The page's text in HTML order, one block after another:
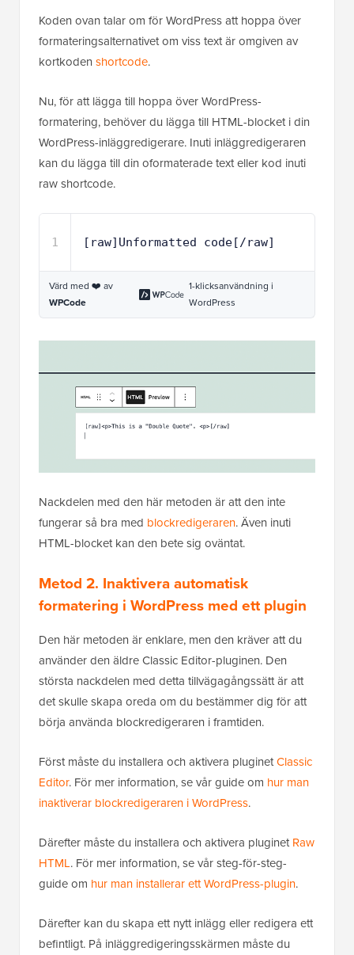
Koden ovan talar om för WordPress att hoppa över
formateringsalternativet om viss text är omgiven av
kortkoden shortcode.
Nu, för att lägga till hoppa över WordPress-
formatering, behöver du lägga till HTML-blocket i din
WordPress-inläggredigerare. Inuti inläggredigeraren
kan du lägga till din oformaterade text eller kod inuti
raw shortcode.
1 [raw]Unformatted code[/raw]
Värd med ❤️ av
WPCode
1-klicksanvändning i
WordPress
Nackdelen med den här metoden är att den inte
fungerar så bra med blockredigeraren. Även inuti
HTML-blocket kan den bete sig oväntat.
Metod 2. Inaktivera automatisk
formatering i WordPress med ett plugin
Den här metoden är enklare, men den kräver att du
använder den äldre Classic Editor-pluginen. Den
största nackdelen med detta tillvägagångssätt är att
det skulle skapa oreda om du bestämmer dig för att
börja använda blockredigeraren i framtiden.
Först måste du installera och aktivera pluginetClassic
Editor. För mer information, se vår guide om hur man
inaktiverar blockredigeraren i WordPress.
Därefter måste du installera och aktivera pluginetRaw
HTML. För mer information, se vår steg-för-steg-
guide om hur man installerar ett WordPress-plugin.
Därefter kan du skapa ett nytt inlägg eller redigera ett
befintligt. På inläggredigeringsskärmen måste du